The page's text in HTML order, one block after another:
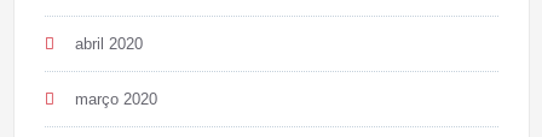
abril 2020
março 2020